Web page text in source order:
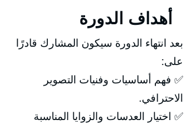
بعد انتهاء الدورة سيكون المشارك قادرًا
على:
✅ فهم أساسيات وفنيات التصوير
الاحترافي.
✅ اختيار العدسات والزوايا المناسبة